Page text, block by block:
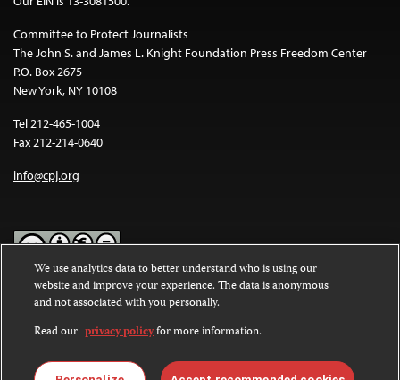
Committee to Protect Journalists
The John S. and James L. Knight Foundation Press Freedom Center
P.O. Box 2675
New York, NY 10108
Tel 212-465-1004
Fax 212-214-0640
info@cpj.org
Except where noted, text on this website is licensed under a
Commons Attribution-NonCommercial-NoDerivatives 4.0
International License.
Images and other media are not covered by the Creative Commons
We use analytics data to better understand who is using our
website and improve your experience. The data is anonymous
and not associated with you personally.
Read our privacy policyfor more information.